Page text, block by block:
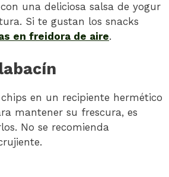
una deliciosa salsa de yogur
Si te gustan los snacks
en freidora de aire.
en un recipiente hermético
mantener su frescura, es
No se recomienda